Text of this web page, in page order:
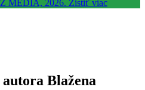
Blažena